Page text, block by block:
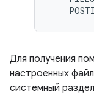
Для получения
настроенных
системный